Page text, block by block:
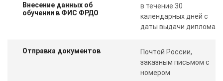
Внесение данных об
обучении в ФИС ФРДО
в течение 30
календарных дней с
даты выдачи диплома
Отправка документов
Почтой России,
заказным письмом с
номером